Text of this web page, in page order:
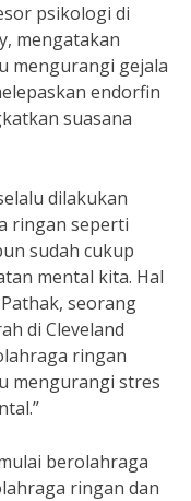
psikologi di
mengatakan
mengurangi gejala
endorfin
suasana
dilakukan
ringan seperti
sudah cukup
mental kita. Hal
seorang
di Cleveland
ringan
mengurangi stres
berolahraga
ringan dan